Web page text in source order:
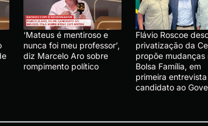
‘Mateus é mentiroso e
nunca foi meu professor’,
diz Marcelo Aro sobre
rompimento político
Flávio Roscoe
privatização da
propõe mudanças
Bolsa Família, em
primeira
candidato ao